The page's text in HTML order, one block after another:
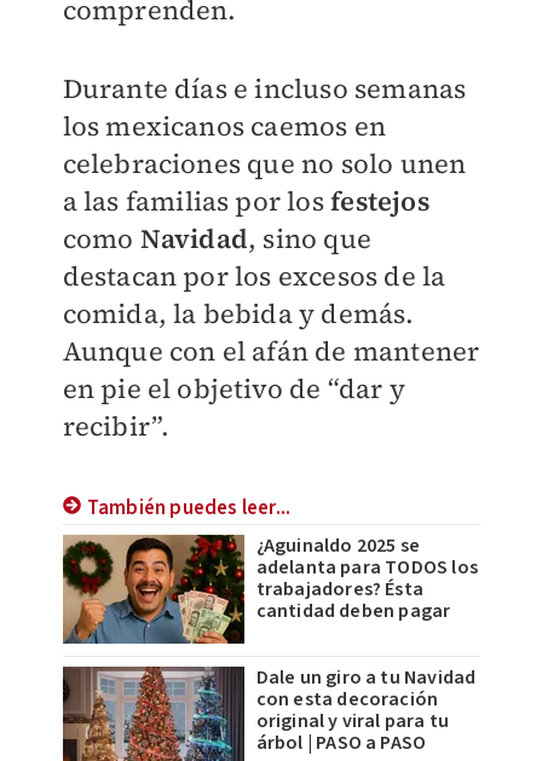
comprenden.
Durante días e incluso semanas
los mexicanos caemos en
celebraciones que no solo unen
a las familias por losfestejos
como Navidad, sino que
destacan por los excesos de la
comida, la bebida y demás.
Aunque con el afán de mantener
en pie el objetivo de “dar y
recibir”.
También puedes leer...
¿Aguinaldo 2025 se
adelanta para TODOS los
trabajadores? Ésta
cantidad deben pagar
Dale un giro a tu Navidad
con esta decoración
original y viral para tu
árbol | PASO a PASO